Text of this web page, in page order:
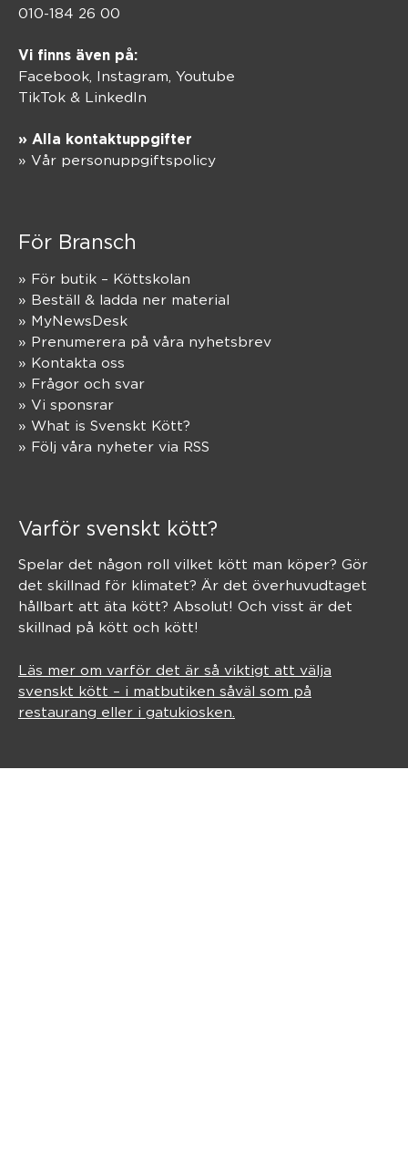
010-184 26 00
Vi finns även på:
Facebook, Instagram Youtube
TikTok & LinkedIn
» Alla kontaktuppgifter
» Vår personuppgiftspolicy
För Bransch
» För butik – Köttskolan
» Beställ & ladda ner material
» MyNewsDesk
» Prenumerera på våra nyhetsbrev
» Kontakta oss
» Frågor och svar
» Vi sponsrar
» What is Svenskt Kött?
» Följ våra nyheter via RSS
Varför svenskt kött?
Spelar det någon roll vilket kött man köper? Gör
det skillnad för klimatet? Är det överhuvudtaget
hållbart att äta kött? Absolut! Och visst är det
skillnad på kött och kött!
Läs mer om varför det är så viktigt att välja
svenskt kött – i matbutiken såväl som på
restaurang eller i gatukiosken.